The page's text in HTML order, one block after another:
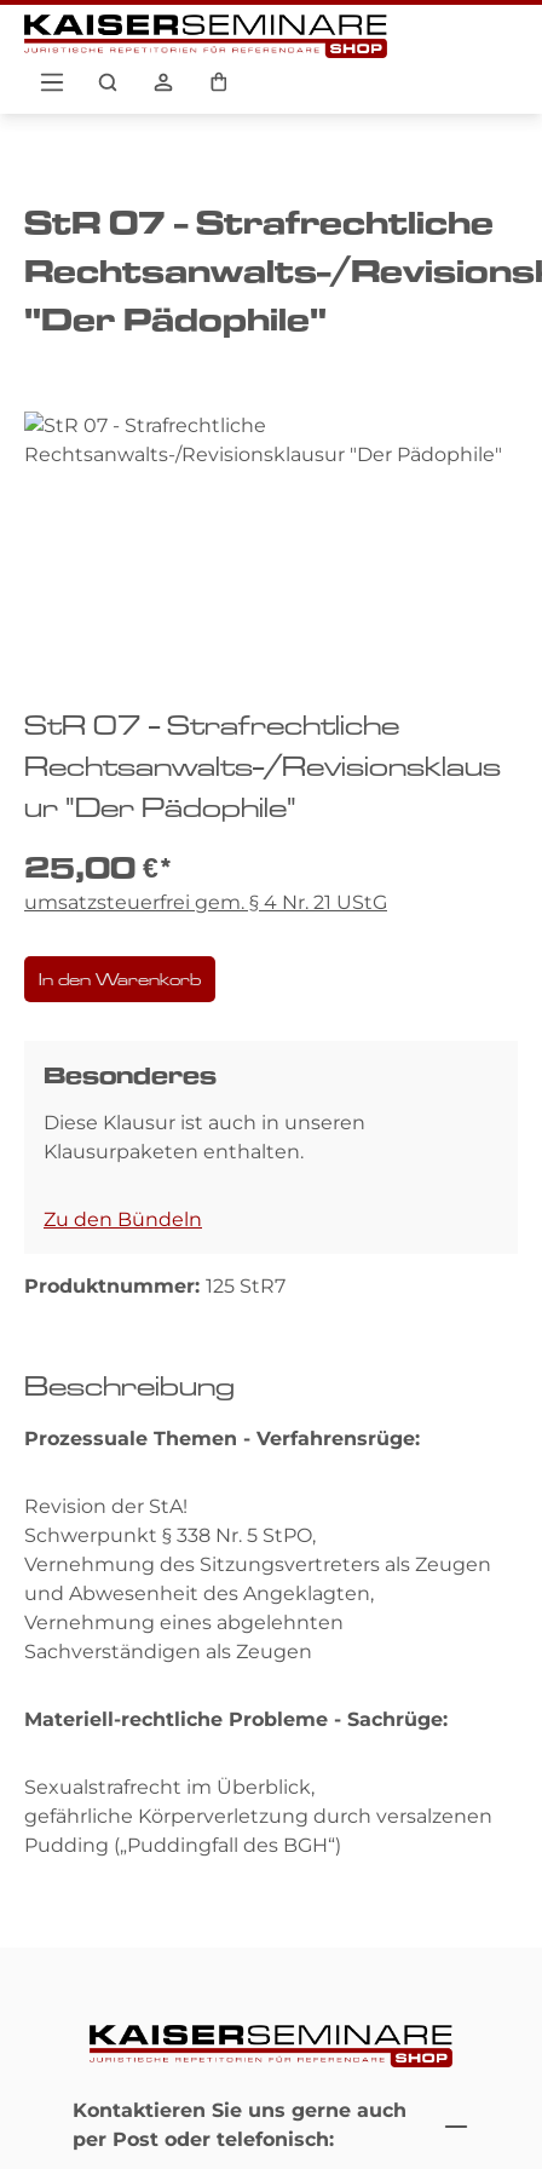
Zum Hauptinhalt springen
StR 07 - Strafrechtliche
Rechtsanwalts-/
"Der Pädophile"
Bildergalerie überspringen
StR 07 - Strafrechtliche
Rechtsanwalts-/Revisionsklaus
ur "Der Pädophile"
25,00 €*
umsatzsteuerfrei gem. § 4 Nr. 21 UStG
In den Warenkorb
Besonderes
Diese Klausur ist auch in unseren
Klausurpaketen enthalten.
Zu den Bündeln
Produktnummer: 125 StR7
Beschreibung
Prozessuale Themen - Verfahrensrüge:
Revision der StA!
Schwerpunkt § 338 Nr. 5 StPO,
Vernehmung des Sitzungsvertreters als Zeugen
und Abwesenheit des Angeklagten,
Vernehmung eines abgelehnten
Sachverständigen als Zeugen
Materiell-rechtliche Probleme - Sachrüge:
Sexualstrafrecht im Überblick,
gefährliche Körperverletzung durch versalzenen
Pudding („Puddingfall des BGH“)
Kontaktieren Sie uns gerne auch
per Post oder telefonisch: